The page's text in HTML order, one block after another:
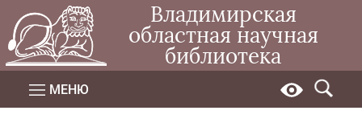
Владимирская
областная научная
библиотека
МЕНЮ